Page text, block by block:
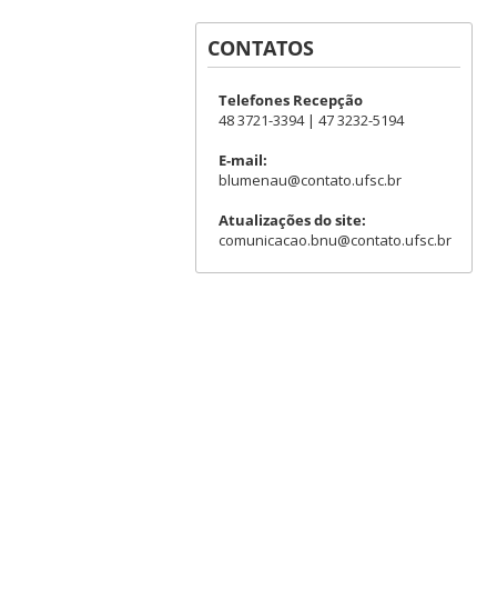
CONTATOS
Telefones Recepção
48 3721-3394 | 47 3232-5194
E-mail:
blumenau@contato.ufsc.br
Atualizações do site:
comunicacao.bnu@contato.ufsc.br